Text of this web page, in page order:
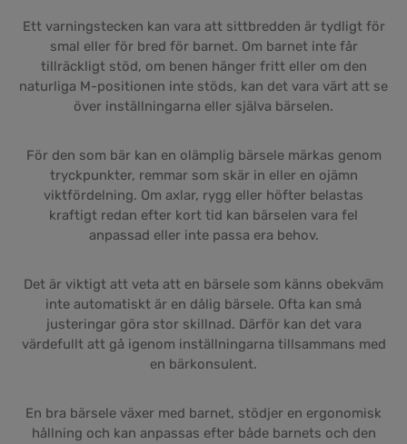
Ett varningstecken kan vara att sittbredden är tydligt för
smal eller för bred för barnet. Om barnet inte får
tillräckligt stöd, om benen hänger fritt eller om den
naturliga M-positionen inte stöds, kan det vara värt att se
över inställningarna eller själva bärselen.
För den som bär kan en olämplig bärsele märkas genom
tryckpunkter, remmar som skär in eller en ojämn
viktfördelning. Om axlar, rygg eller höfter belastas
kraftigt redan efter kort tid kan bärselen vara fel
anpassad eller inte passa era behov.
Det är viktigt att veta att en bärsele som känns obekväm
inte automatiskt är en dålig bärsele. Ofta kan små
justeringar göra stor skillnad. Därför kan det vara
värdefullt att gå igenom inställningarna tillsammans med
en bärkonsulent.
En bra bärsele växer med barnet, stödjer en ergonomisk
hållning och kan anpassas efter både barnets och den